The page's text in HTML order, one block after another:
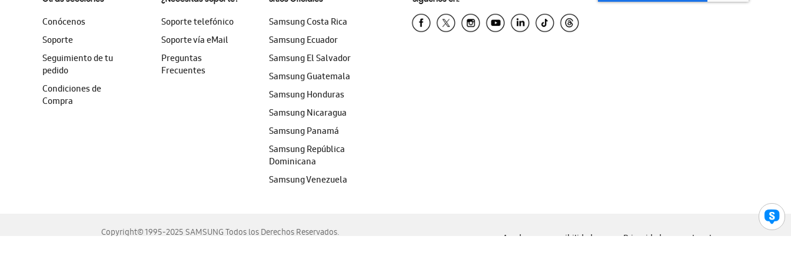
Conócenos
Soporte
Seguimiento de tu
pedido
Condiciones de
Compra
Soporte telefónico
Soporte vía eMail
Preguntas
Frecuentes
Samsung Costa Rica
Samsung Ecuador
Samsung El Salvador
Samsung Guatemala
Samsung Honduras
Samsung Nicaragua
Samsung Panamá
Samsung República
Dominicana
Samsung Venezuela
Copyright© 1995-2025 SAMSUNG Todos los Derechos Reservados.
Ayuda para accesibilidad Privacidad Legal